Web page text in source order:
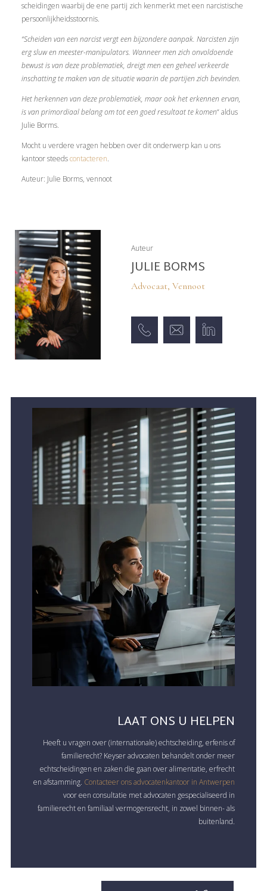
scheidingen waarbij de ene partij zich kenmerkt met een narcistische
persoonlijkheidsstoornis.
“Scheiden van een narcist vergt een bijzondere aanpak. Narcisten zijn
erg sluw en meester-manipulators. Wanneer men zich onvoldoende
bewust is van deze problematiek, dreigt men een geheel verkeerde
inschatting te maken van de situatie waarin de partijen zich bevinden.
Het herkennen van deze problematiek, maar ook het erkennen ervan,
is van primordiaal belang om tot een goed resultaat te komen“ aldus
Julie Borms.
Mocht u verdere vragen hebben over dit onderwerp kan u ons
kantoor steedscontacteren.
Auteur: Julie Borms, vennoot
Auteur
JULIE BORMS
Advocaat, Vennoot
LAAT ONS U HELPEN
Heeft u vragen over (internationale) echtscheiding, erfenis of
familierecht? Keyser advocaten behandelt onder meer
echtscheidingen en zaken die gaan over alimentatie, erfrecht
en afstamming. Contacteer ons advocatenkantoor in Antwerpen
voor een consultatie met advocaten gespecialiseerd in
familierecht en familiaal vermogensrecht, in zowel binnen- als
buitenland.